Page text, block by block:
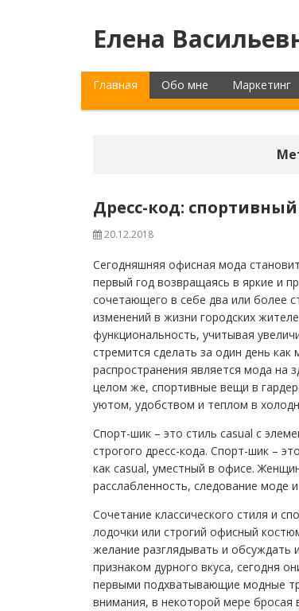
Елена
Главная Обо мне Маркетинг
Дресс-код:
20.12.2018
Сегодняшняя офисная мода
первый год возвращаясь в яркие и
сочетающего в себе два или более
изменений в жизни городских
функциональность, учитывая
стремится сделать за один день
распространения является мода на
целом же, спортивные вещи в
уютом, удобством и теплом в
Спорт-шик – это стиль casual с
строгого дресс-кода. Спорт-шик –
как casual, уместный в офисе.
расслабленность, следование моде
Сочетание классического стиля и
лодочки или строгий офисный
желание разглядывать и обсуждать
признаком дурного вкуса, сегодня
первыми подхватывающие модные
внимания, в некоторой мере